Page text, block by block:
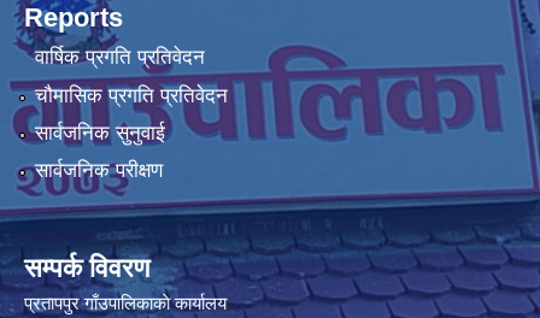
Reports
वार्षिक प्रगति प्रतिवेदन
चौमासिक प्रगति प्रतिवेदन
सार्वजनिक सुनुवाई
सार्वजनिक परीक्षण
सम्पर्क विवरण
प्रतापपुर गाँउपालिकाकाे कार्यालय